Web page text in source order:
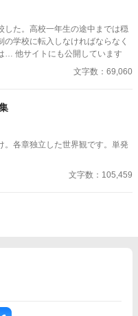
した。高校一年生の途中までは穏
学校に転入しなければならなく
なった。そこで、出会ったのは… 他サイトにも公開しています
文字数：69,060
。各章独立した世界観です。単発
文字数：105,459